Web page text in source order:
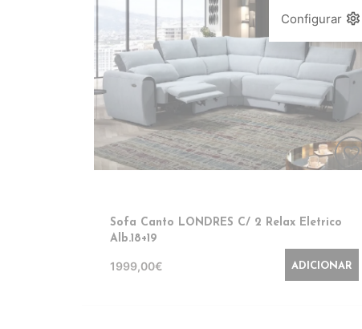
favorite_border
Sofa Canto LONDRES C/ 2 Relax Eletrico
Alb.18+19
1999,00€ ADICIONAR
Configurar settings